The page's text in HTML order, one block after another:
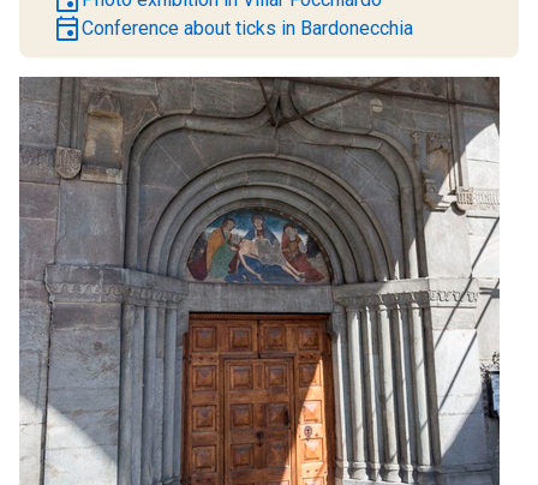
eventConference about ticks in Bardonecchia